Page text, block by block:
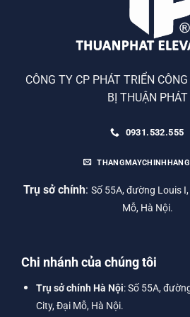
CÔNG TY CP PHÁT TRIỂN
BỊ THUẬN PHÁT
0931.532.555
Trụ sở chính: Số 55A, đường Louis
Mỗ, Hà Nội.
Chi nhánh của chúng tôi
Trụ sở chính Hà Nội: Số 55A,
City, Đại Mỗ, Hà Nội.